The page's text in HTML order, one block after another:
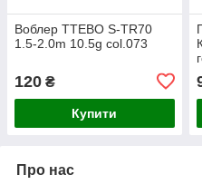
Воблер TTEBO S-TR70
1.5-2.0m 10.5g col.073
120 ₴
Купити
Про нас